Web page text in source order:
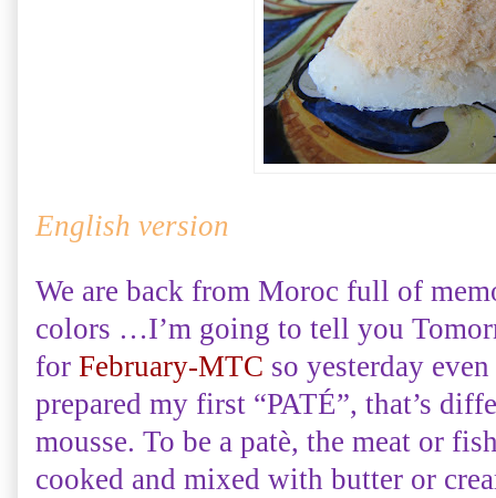
English version
We are back from Moroc full of
colors …I’m going to tell you
for February-MTC so yesterday
prepared my first “PATÉ”, that’s
mousse. To be a patè, the meat or
cooked and mixed with butter or